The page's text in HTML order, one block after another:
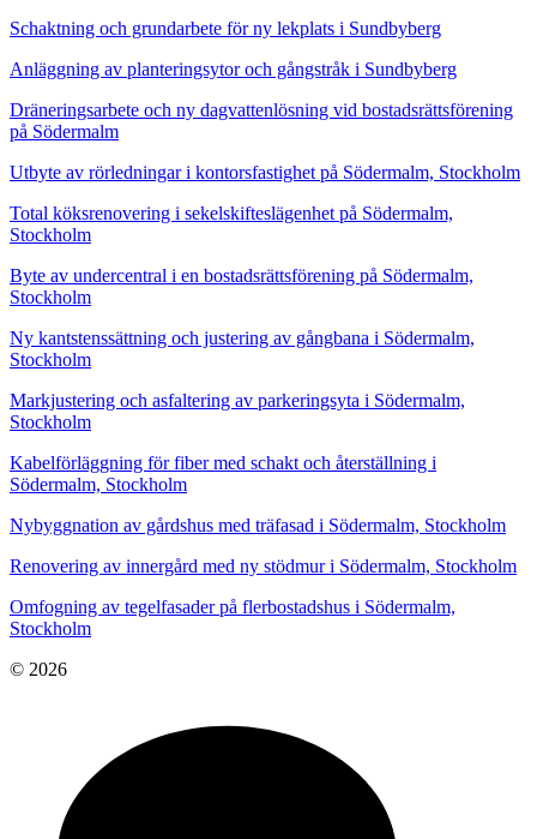
Schaktning och grundarbete för ny lekplats i Sundbyberg
Anläggning av planteringsytor och gångstråk i Sundbyberg
Dräneringsarbete och ny dagvattenlösning vid bostadsrättsförening
på Södermalm
Utbyte av rörledningar i kontorsfastighet på Södermalm, Stockholm
Total köksrenovering i sekelskifteslägenhet på Södermalm,
Stockholm
Byte av undercentral i en bostadsrättsförening på Södermalm,
Stockholm
Ny kantstenssättning och justering av gångbana i Södermalm,
Stockholm
Markjustering och asfaltering av parkeringsyta i Södermalm,
Stockholm
Kabelförläggning för fiber med schakt och återställning i
Södermalm, Stockholm
Nybyggnation av gårdshus med träfasad i Södermalm, Stockholm
Renovering av innergård med ny stödmur i Södermalm, Stockholm
Omfogning av tegelfasader på flerbostadshus i Södermalm,
Stockholm
© 2026